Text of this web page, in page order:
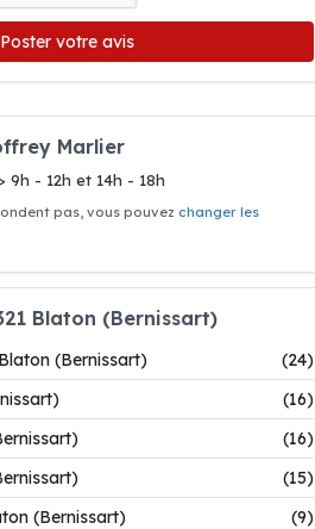
Poster votre avis
Marlier
- 12h et 14h - 18h
pas, vous pouvez changer les
Blaton (Bernissart)
(Bernissart)
(24)
(16)
(16)
(15)
(Bernissart)
(9)